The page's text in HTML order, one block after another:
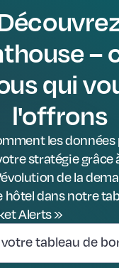
–
qui
l'offrons
les données
stratégie grâce
de la
hôtel dans notre
Alerts »
tableau de